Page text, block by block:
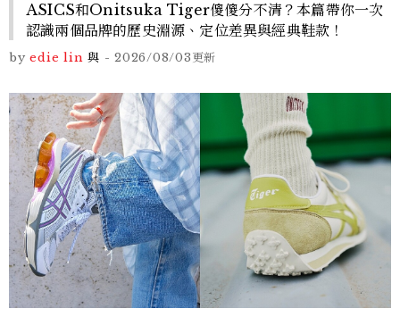
ASICS和Onitsuka Tiger傻傻分不清？本篇帶你一次
認識兩個品牌的歷史淵源、定位差異與經典鞋款！
by edie lin 與 - 2026/08/03更新